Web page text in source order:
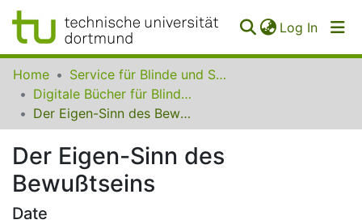
Log In
Communities
Collections
FAQ
Home
Service für Blinde und Sehbehinderte der UB Dortmund
Digitale Bücher für Blinde und Sehbehinderte
Der Eigen-Sinn des Bewußtseins
Der Eigen-Sinn des
Bewußtseins
Date